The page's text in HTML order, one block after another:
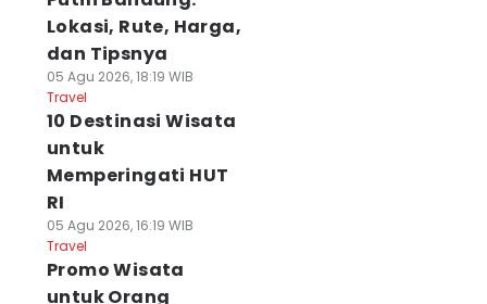
Lokasi, Rute, Harga,
dan Tipsnya
05 Agu 2026, 18:19 WIB
Travel
10 Destinasi Wisata
untuk
Memperingati HUT
RI
05 Agu 2026, 16:19 WIB
Travel
Promo Wisata
untuk Orang